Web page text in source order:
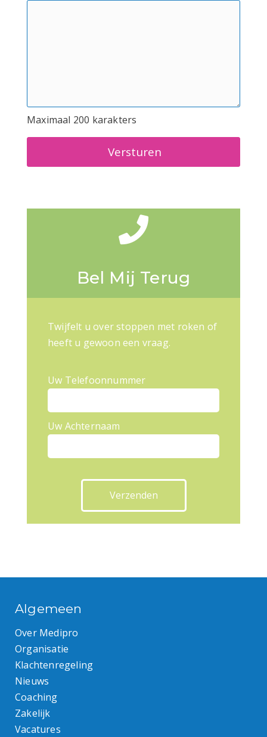
Maximaal 200 karakters
Bel Mij Terug
Twijfelt u over stoppen met roken of
heeft u gewoon een vraag.
Uw Telefoonnummer
Uw Achternaam
Algemeen
Over Medipro
Organisatie
Klachtenregeling
Nieuws
Coaching
Zakelijk
Vacatures